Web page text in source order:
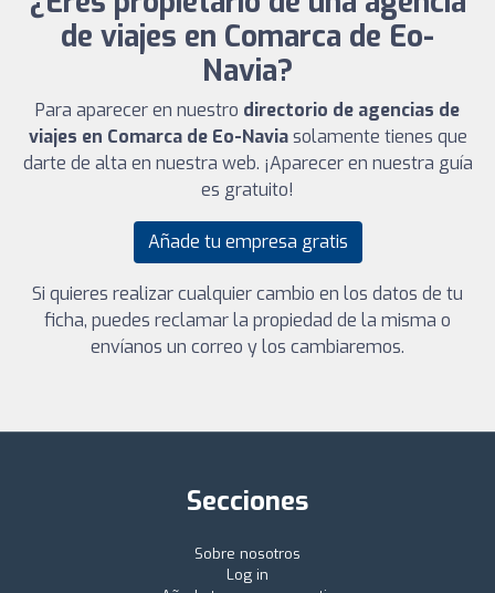
de viajes en Comarca de Eo-
Navia?
Para aparecer en nuestro directorio de agencias de
viajes en Comarca de Eo-Naviasolamente tienes que
darte de alta en nuestra web. ¡Aparecer en nuestra guía
es gratuito!
Añade tu empresa gratis
Si quieres realizar cualquier cambio en los datos de tu
ficha, puedes reclamar la propiedad de la misma o
envíanos un correo y los cambiaremos.
Secciones
Sobre nosotros
Log in